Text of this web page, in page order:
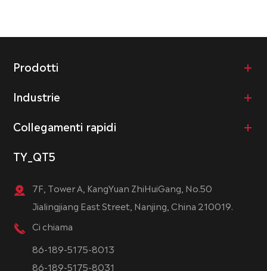
Prodotti
Industrie
Collegamenti rapidi
TY_QT5
7F, Tower A, KangYuan ZhiHuiGang, No.50
Jialingjiang East Street, Nanjing, China 210019.
Ci chiama
86-189-5175-8013
86-189-5175-8031